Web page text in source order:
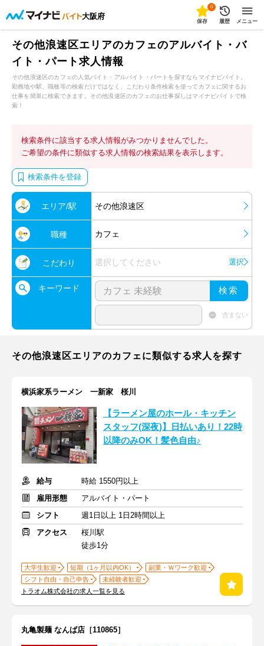
大阪府
0
保存 履歴 メニュー
その他浪速区エリアのカフェのアルバイト・バ
イト・パート求人情報
その他浪速区のカフェの人気バイト・アルバイト・パートを探すならマイナビバイト。
勤務地や駅、職種等の検索だけではなく、こだわり条件検索を使ってカフェに関するお
仕事を簡単に検索できます。その他浪速区のカフェのお仕事探しはマイナビバイトで検
索！
検索条件に該当する求人情報がみつかりませんでした。
ご希望の条件に類似する求人情報の検索結果を表示します。
検索条件を登録
エリア/駅 その他浪速区
職種 カフェ
こだわり 選択してください 選択
キーワード 検索
含まない
その他浪速区エリアのカフェに類似する求人を探す
横浜家系ラーメン 一新家 桜川
【ラーメン屋のホール・キッチン
スタッフ(深夜)】日払いあり！22時
以降のみOK！髪色自由♪
給与
時給 1550円以上
雇用形態
アルバイト・パート
シフト
週1日以上 1日2時間以上
アクセス
桜川駅
徒歩1分
大学生歓迎 短期（1ヶ月以内OK）
副業・Ｗワーク歓迎
シフト自由・自己申告
未経験者歓迎
トラオム株式会社の求人一覧を見る
丸亀製麺 なんば店［110865］